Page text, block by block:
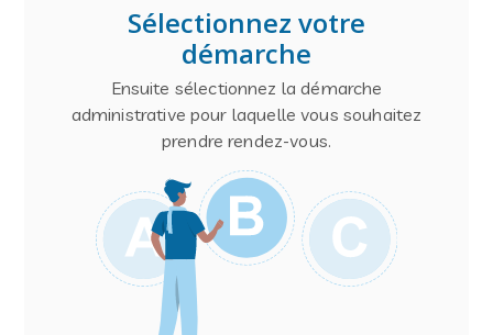
Sélectionnez votre
démarche
Ensuite sélectionnez la démarche
administrative pour laquelle vous souhaitez
prendre rendez-vous.